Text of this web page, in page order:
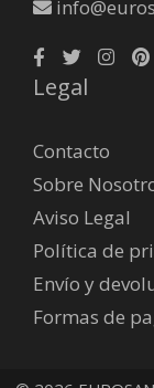
Legal
Contacto
Sobre
Aviso Legal
Política de
Envío y
Formas de